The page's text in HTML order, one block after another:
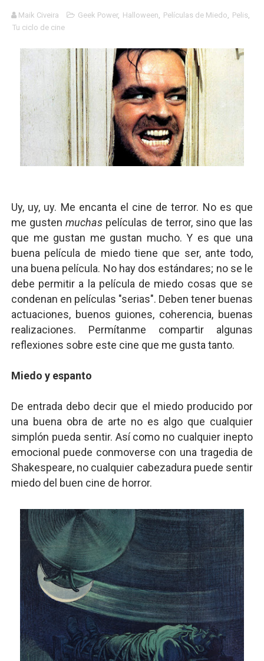
Charlie Kirk y la izquierda asesina
Nuestra era de genocidios
Mis historias favoritas de Superman
Transformers: ¿Una película marxista?
Gentile: Lo que debes entender sobre el fascismo
Panorama del nuevo fascismo mundial: Verano de 2026
Llévenmelo fuchachos: El adiós a 'THE BOYS'
La falacia etimológica
Mario: La epopeya del fontanero - Parte II
Mario: La epopeya del fontanero - Parte I
Pequeña Filmoteca Antifascista
Pokémon: La película existencialista
Maik Civeira Geek Power, Halloween, Películas de Miedo, Pelis,
Tu ciclo de cine
Uy, uy, uy. Me encanta el cine de terror. No es que
me gustenmuchas películas de terror, sino que las
que me gustan me gustan mucho. Y es que una
buena película de miedo tiene que ser, ante todo,
una buena película. No hay dos estándares; no se le
debe permitir a la película de miedo cosas que se
condenan en películas "serias". Deben tener buenas
actuaciones, buenos guiones, coherencia, buenas
realizaciones. Permítanme compartir algunas
reflexiones sobre este cine que me gusta tanto.
Miedo y espanto
De entrada debo decir que el miedo producido por
una buena obra de arte no es algo que cualquier
simplón pueda sentir. Así como no cualquier inepto
emocional puede conmoverse con una tragedia de
Shakespeare, no cualquier cabezadura puede sentir
miedo del buen cine de horror.